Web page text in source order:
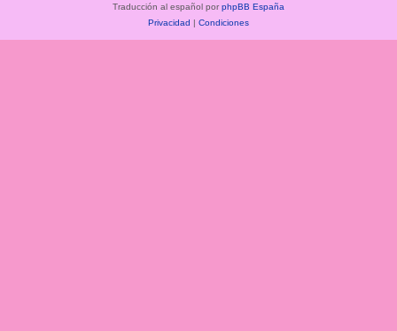
Traducción al español por phpBB España
Privacidad | Condiciones